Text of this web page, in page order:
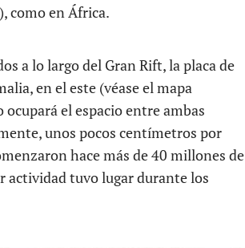
como en África.
a lo largo del Gran Rift, la placa de
en el este (véase el mapa
el espacio entre ambas
unos pocos centímetros por
hace más de 40 millones de
actividad tuvo lugar durante los